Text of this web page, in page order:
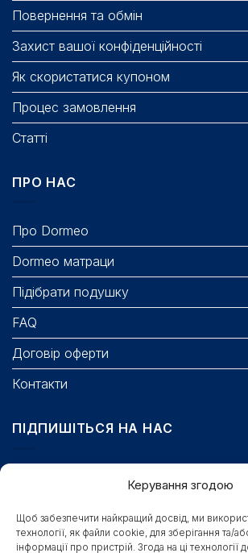
Керування згодою
Щоб забезпечити найкращий досвід, ми
технології, як файли cookie, для зберігання та/
інформації про пристрій. Згода на ці технології
Повернення та обмін
Захист вашої конфіденційності
Як скористатися купоном
Процес замовлення
Статті
ПРО НАС
Про Dormeo
Dormeo матраци
Підібрати подушку
FAQ
Договір оферти
Контакти
ПІДПИШІТЬСЯ НА НАС
Поле обов’язкове для заповнення.